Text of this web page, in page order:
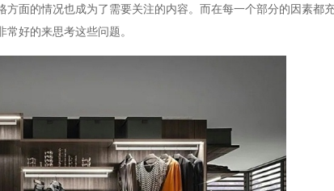
方面的情况也成为了需要关注的内容。而在每一个部分的因素都
好的来思考这些问题。